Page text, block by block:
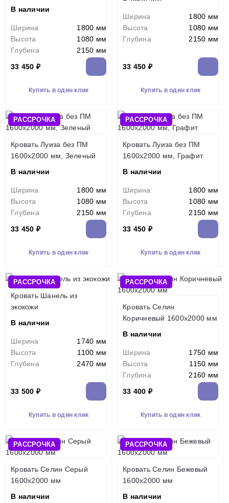
В наличии
Ширина
1800 мм
Высота
1080 мм
Глубина
2150 мм
33 450 ₽
Купить в один клик
Ширина
1800 мм
Высота
1080 мм
Глубина
2150 мм
33 450 ₽
Купить в один клик
РАССРОЧКА
Кровать Луиза без ПМ
1600х2000 мм, Зеленый
В наличии
Ширина
1800 мм
Высота
1080 мм
Глубина
2150 мм
33 450 ₽
Купить в один клик
РАССРОЧКА
Кровать Луиза без ПМ
1600х2000 мм, Графит
В наличии
Ширина
1800 мм
Высота
1080 мм
Глубина
2150 мм
33 450 ₽
Купить в один клик
РАССРОЧКА
Кровать Шанель из
экокожи
В наличии
Ширина
1740 мм
Высота
1100 мм
Глубина
2470 мм
33 500 ₽
Купить в один клик
РАССРОЧКА
Кровать Селин
Коричневый 1600х2000 мм
В наличии
Ширина
1750 мм
Высота
1150 мм
Глубина
2160 мм
33 400 ₽
Купить в один клик
РАССРОЧКА
Кровать Селин Серый
1600х2000 мм
В наличии
РАССРОЧКА
Кровать Селин Бежевый
1600х2000 мм
В наличии